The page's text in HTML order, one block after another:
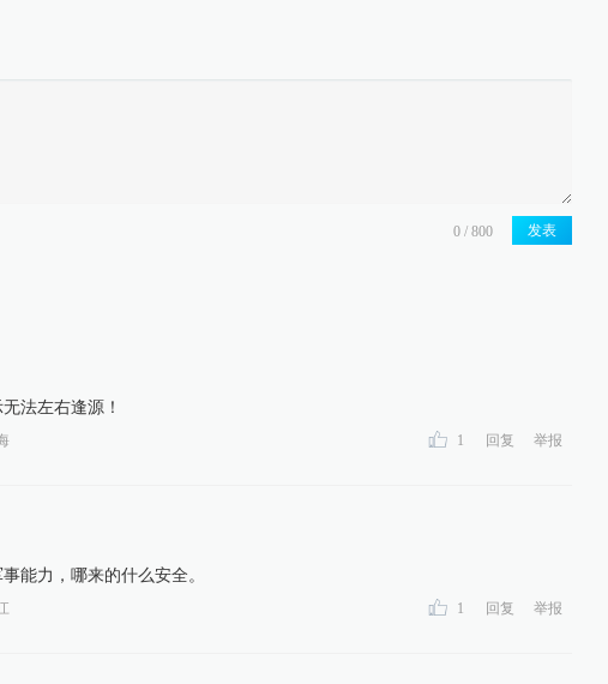
发表
法左右逢源！
1 回复 举报
能力，哪来的什么安全。
1 回复 举报